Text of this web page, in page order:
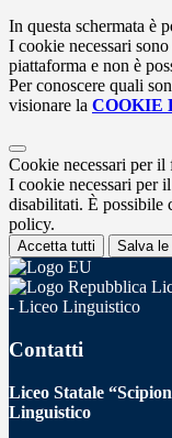
In questa schermata è
I cookie necessari
piattaforma e non è
Per conoscere quali
visionare la COOKIE
Cookie necessari per il
I cookie necessari per
disabilitati. È possibile
policy.
Accetta tutti Salva le
- Liceo Linguistico
Contatti
Liceo Statale
Linguistico